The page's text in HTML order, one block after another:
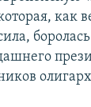
как